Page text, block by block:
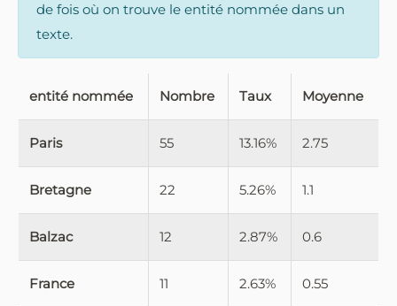
de fois où on trouve le entité nommée dans un
texte.
entité nommée Nombre Taux Moyenne
Paris 55 13.16% 2.75
Bretagne 22 5.26% 1.1
Balzac 12 2.87% 0.6
France 11 2.63% 0.55